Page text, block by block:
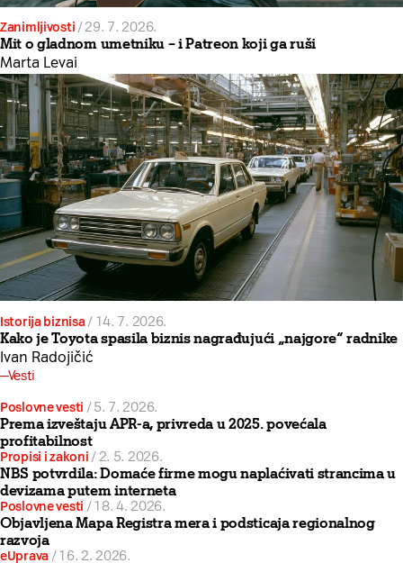
Zanimljivosti /29. 7. 2026.
Mit o gladnom umetniku – i Patreon koji ga ruši
Marta Levai
Istorija biznisa / 14. 7. 2026.
Kako je Toyota spasila biznis nagrađujući „najgore“ radnike
Ivan Radojičić
Vesti
Poslovne vesti /5. 7. 2026.
Prema izveštaju APR-a, privreda u 2025. povećala
profitabilnost
Propisi i zakoni /2. 5. 2026.
NBS potvrdila: Domaće firme mogu naplaćivati strancima u
devizama putem interneta
Poslovne vesti /18. 4. 2026.
Objavljena Mapa Registra mera i podsticaja regionalnog
razvoja
eUprava /16. 2. 2026.